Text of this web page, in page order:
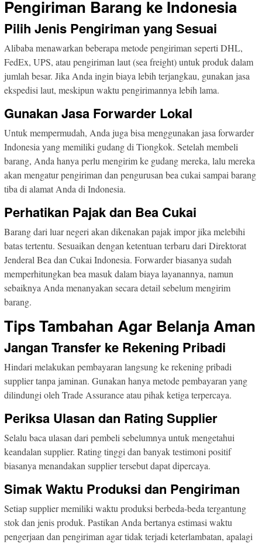
Pengiriman Barang ke Indonesia
Pilih Jenis Pengiriman yang Sesuai
Alibaba menawarkan beberapa metode pengiriman seperti DHL,
FedEx, UPS, atau pengiriman laut (sea freight) untuk produk dalam
jumlah besar. Jika Anda ingin biaya lebih terjangkau, gunakan jasa
ekspedisi laut, meskipun waktu pengirimannya lebih lama.
Gunakan Jasa Forwarder Lokal
Untuk mempermudah, Anda juga bisa menggunakan jasa forwarder
Indonesia yang memiliki gudang di Tiongkok. Setelah membeli
barang, Anda hanya perlu mengirim ke gudang mereka, lalu mereka
akan mengatur pengiriman dan pengurusan bea cukai sampai barang
tiba di alamat Anda di Indonesia.
Perhatikan Pajak dan Bea Cukai
Barang dari luar negeri akan dikenakan pajak impor jika melebihi
batas tertentu. Sesuaikan dengan ketentuan terbaru dari Direktorat
Jenderal Bea dan Cukai Indonesia. Forwarder biasanya sudah
memperhitungkan bea masuk dalam biaya layanannya, namun
sebaiknya Anda menanyakan secara detail sebelum mengirim
barang.
Tips Tambahan Agar Belanja Aman
Jangan Transfer ke Rekening Pribadi
Hindari melakukan pembayaran langsung ke rekening pribadi
supplier tanpa jaminan. Gunakan hanya metode pembayaran yang
dilindungi oleh Trade Assurance atau pihak ketiga terpercaya.
Periksa Ulasan dan Rating Supplier
Selalu baca ulasan dari pembeli sebelumnya untuk mengetahui
keandalan supplier. Rating tinggi dan banyak testimoni positif
biasanya menandakan supplier tersebut dapat dipercaya.
Simak Waktu Produksi dan Pengiriman
Setiap supplier memiliki waktu produksi berbeda-beda tergantung
stok dan jenis produk. Pastikan Anda bertanya estimasi waktu
pengerjaan dan pengiriman agar tidak terjadi keterlambatan, apalagi